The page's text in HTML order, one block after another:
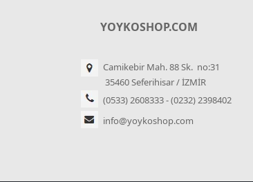
YOYKOSHOP.COM
Camikebir Mah. 88 Sk. no:31
35460 Seferihisar / İZMİR
(0533) 2608333 - (0232) 2398402
info@yoykoshop.com